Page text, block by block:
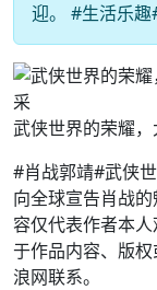
迎。 #生活乐
武侠世界的荣耀
#肖战郭靖#武侠
向全球宣告肖战
容仅代表作者本
于作品内容、版
浪网联系。